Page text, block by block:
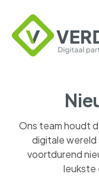
Ons team houdt
digitale wereld
voortdurend
leukste